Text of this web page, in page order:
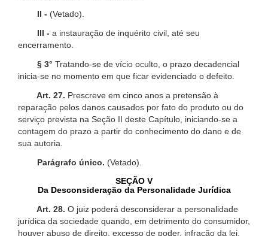
II - (Vetado).
III - a instauração de inquérito civil, até seu
encerramento.
§ 3° Tratando-se de vício oculto, o prazo decadencial
inicia-se no momento em que ficar evidenciado o defeito.
Art. 27. Prescreve em cinco anos a pretensão à
reparação pelos danos causados por fato do produto ou do
serviço prevista na Seção II deste Capítulo, iniciando-se a
contagem do prazo a partir do conhecimento do dano e de
sua autoria.
Parágrafo único. (Vetado).
SEÇÃO V
Da Desconsideração da Personalidade Jurídica
Art. 28. O juiz poderá desconsiderar a personalidade
jurídica da sociedade quando, em detrimento do consumidor,
houver abuso de direito, excesso de poder, infração da lei,